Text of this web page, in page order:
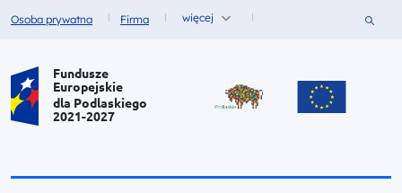
Fundusze dla
Osoba prywatna Fundusze dla
Firma więcej
Portal Funduszy Europejskich
Fundusze
Europejskie
dla Podlaskiego
2021-2027